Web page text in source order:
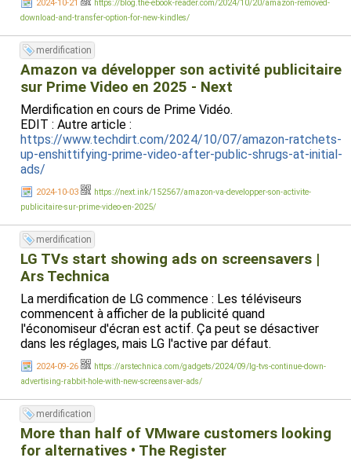
2024-10-21
https://blog.the-ebook-reader.com/2024/10/20/amazon-removed-
download-and-transfer-option-for-new-kindles/
merdification
Amazon va développer son activité publicitaire
sur Prime Video en 2025 - Next
Merdification en cours de Prime Vidéo.
EDIT : Autre article :
https://www.techdirt.com/2024/10/07/amazon-ratchets-
up-enshittifying-prime-video-after-public-shrugs-at-initial-
ads/
2024-10-03
https://next.ink/152567/amazon-va-developper-son-activite-
publicitaire-sur-prime-video-en-2025/
merdification
LG TVs start showing ads on screensavers |
Ars Technica
La merdification de LG commence : Les téléviseurs
commencent à afficher de la publicité quand
l'économiseur d'écran est actif. Ça peut se désactiver
dans les réglages, mais LG l'active par défaut.
2024-09-26
https://arstechnica.com/gadgets/2024/09/lg-tvs-continue-down-
advertising-rabbit-hole-with-new-screensaver-ads/
merdification
More than half of VMware customers looking
for alternatives • The Register